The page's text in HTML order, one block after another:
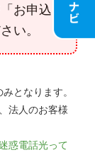
お申込
い。
となります。
法人のお客様
惑電話光って